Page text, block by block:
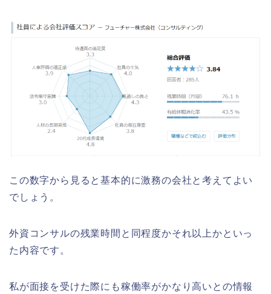
この数字から見ると基本的に激務の会社と考えてよい
でしょう。
外資コンサルの残業時間と同程度かそれ以上かといっ
た内容です。
私が面接を受けた際にも稼働率がかなり高いとの情報